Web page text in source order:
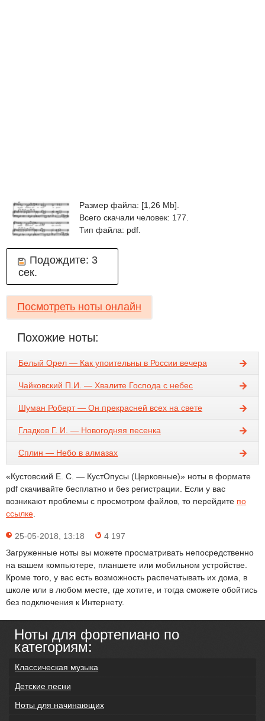
Размер файла: [1,26 Mb].
Всего скачали человек: 177.
Тип файла: pdf.
Подождите: 3
сек.
Посмотреть ноты онлайн
Похожие ноты:
Белый Орел — Как упоительны в России вечера
Чайковский П.И. — Хвалите Господа с небес
Шуман Роберт — Он прекрасней всех на свете
Гладков Г. И. — Новогодняя песенка
Сплин — Небо в алмазах
«Кустовский Е. С. — КустОпусы (Церковные)» ноты в формате
pdf скачивайте бесплатно и без регистрации. Если у вас
возникают проблемы с просмотром файлов, то перейдите по
ссылке
25-05-2018, 13:18
4 197
Загруженные ноты вы можете просматривать непосредственно
на вашем компьютере, планшете или мобильном устройстве.
Кроме того, у вас есть возможность распечатывать их дома, в
школе или в любом месте, где хотите, и тогда сможете обойтись
без подключения к Интернету.
Ноты для фортепиано по
категориям:
Классическая музыка
Детские песни
Ноты для начинающих